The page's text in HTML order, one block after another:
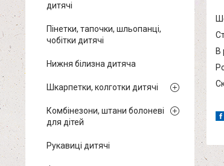
В
дитячі
Пінетки, тапочки, шльопанці,
чобітки дитячі
Нижня білизна дитяча
Шкарпетки, колготки дитячі
Комбінезони, штани болоневі
для дітей
Рукавиці дитячі